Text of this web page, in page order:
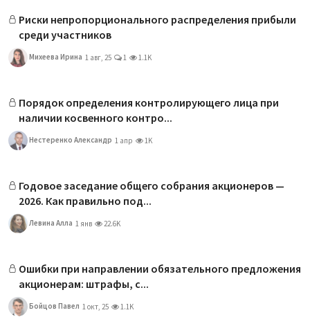
Риски непропорционального распределения прибыли
среди участников
Михеева Ирина 1 авг, 25 1 1.1K
Порядок определения контролирующего лица при
наличии косвенного контро...
Нестеренко Александр 1 апр 1K
Годовое заседание общего собрания акционеров —
2026. Как правильно под...
Левина Алла 1 янв 22.6K
Ошибки при направлении обязательного предложения
акционерам: штрафы, с...
Бойцов Павел 1 окт, 25 1.1K